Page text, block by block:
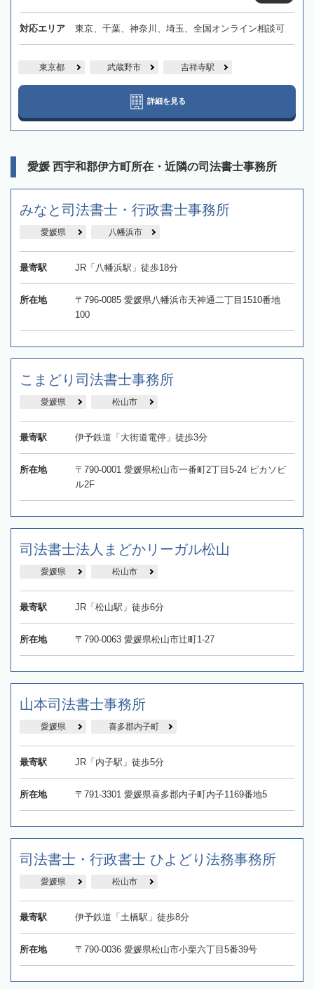
対応エリア 東京、千葉、神奈川、埼玉、全国オンライン相談可
東京都 武蔵野市 吉祥寺駅
詳細を見る
愛媛 西宇和郡伊方町所在・近隣の司法書士事務所
みなと司法書士・行政書士事務所
愛媛県 八幡浜市
最寄駅 JR「八幡浜駅」徒歩18分
所在地
〒796-0085 愛媛県八幡浜市天神通二丁目1510番地
100
こまどり司法書士事務所
愛媛県 松山市
最寄駅 伊予鉄道「大街道電停」徒歩3分
所在地
〒790-0001 愛媛県松山市一番町2丁目5-24 ピカソビ
ル2F
司法書士法人まどかリーガル松山
愛媛県 松山市
最寄駅 JR「松山駅」徒歩6分
所在地 〒790-0063 愛媛県松山市辻町1-27
山本司法書士事務所
愛媛県 喜多郡内子町
最寄駅 JR「内子駅」徒歩5分
所在地 〒791-3301 愛媛県喜多郡内子町内子1169番地5
司法書士・行政書士 ひよどり法務事務所
愛媛県 松山市
最寄駅 伊予鉄道「土橋駅」徒歩8分
所在地 〒790-0036 愛媛県松山市小栗六丁目5番39号